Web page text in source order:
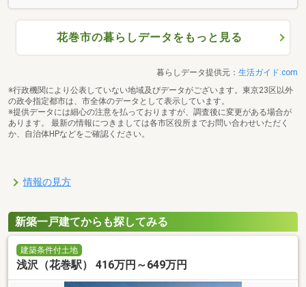
花巻市の暮らしデータをもっと見る
暮らしデータ提供元： 生活ガイド.com
※行政機関により公表していない地域及びデータがございます。東京23区以外
の政令指定都市は、市全体のデータとして表示しています。
※提供データには細心の注意を払っておりますが、調査後に変更がある場合が
あります。 最新の情報につきましては各市区役所までお問い合わせいただく
か、自治体HPなどをご確認ください。
情報の見方
新築一戸建てからも探してみる
建築条件付土地
浅沢（花巻駅） 416万円～649万円